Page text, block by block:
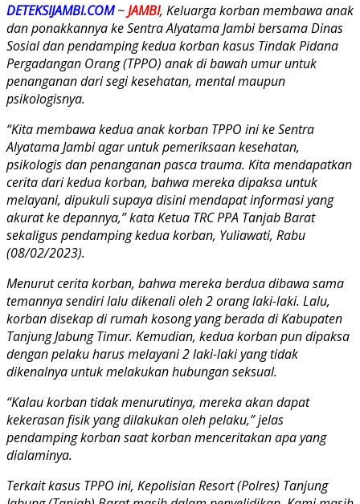
DETEKSIJAMBI.COM~JAMBI, Keluarga korban membawa anak
dan ponakkannya ke Sentra Alyatama Jambi bersama Dinas
Sosial dan pendamping kedua korban kasus Tindak Pidana
Pergadangan Orang (TPPO) anak di bawah umur untuk
penanganan dari segi kesehatan, mental maupun
psikologisnya.
“Kita membawa kedua anak korban TPPO ini ke Sentra
Alyatama Jambi agar untuk pemeriksaan kesehatan,
psikologis dan penanganan pasca trauma. Kita mendapatkan
cerita dari kedua korban, bahwa mereka dipaksa untuk
melayani, dipukuli supaya disini mendapat informasi yang
akurat ke depannya,” kata Ketua TRC PPA Tanjab Barat
sekaligus pendamping kedua korban, Yuliawati, Rabu
(08/02/2023).
Menurut cerita korban, bahwa mereka berdua dibawa sama
temannya sendiri lalu dikenali oleh 2 orang laki-laki. Lalu,
korban disekap di rumah kosong yang berada di Kabupaten
Tanjung Jabung Timur. Kemudian, kedua korban pun dipaksa
dengan pelaku harus melayani 2 laki-laki yang tidak
dikenalnya untuk melakukan hubungan seksual.
“Kalau korban tidak menurutinya, mereka akan dapat
kekerasan fisik yang dilakukan oleh pelaku,” jelas
pendamping korban saat korban menceritakan apa yang
dialaminya.
Terkait kasus TPPO ini, Kepolisian Resort (Polres) Tanjung